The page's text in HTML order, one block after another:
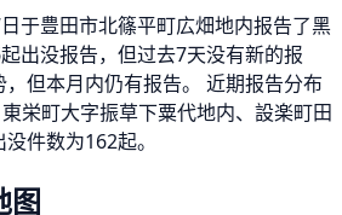
于豊田市北篠平町広畑地内报告了黑
出没报告，但过去7天没有新的报
但本月内仍有报告。 近期报告分布
栄町大字振草下粟代地内、設楽町田
件数为162起。
图